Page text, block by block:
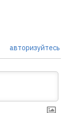
авторизуйтесь